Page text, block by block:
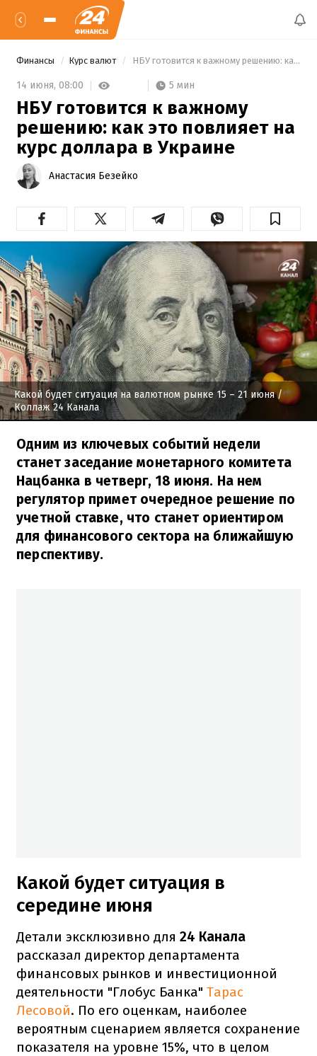
Финансы Курс валют НБУ готовится к важному решению: как это повлияет на курс доллара в Украине
14 июня, 08:00 5 мин
НБУ готовится к важному
решению: как это повлияет на
курс доллара в Украине
Анастасия Безейко
Какой будет ситуация на валютном рынке 15 – 21 июня/
Коллаж 24 Канала
Одним из ключевых событий недели
станет заседание монетарного комитета
Нацбанка в четверг, 18 июня. На нем
регулятор примет очередное решение по
учетной ставке, что станет ориентиром
для финансового сектора на ближайшую
перспективу.
Какой будет ситуация в
середине июня
Детали эксклюзивно для 24 Канала
рассказал директор департамента
финансовых рынков и инвестиционной
деятельности "Глобус Банка" Тарас
Лесовой. По его оценкам, наиболее
вероятным сценарием является сохранение
показателя на уровне 15%, что в целом